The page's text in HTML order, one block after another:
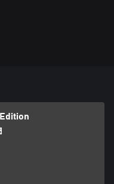
ちが共に戦ってくれ
導士まで、さまざまな
」、「Obsidian
」は、Microsoftグル
は、それぞれの所有者
ービス規約およびプラ
です。クロスプラット
トへの登録が必要で
能、オンラインサービ